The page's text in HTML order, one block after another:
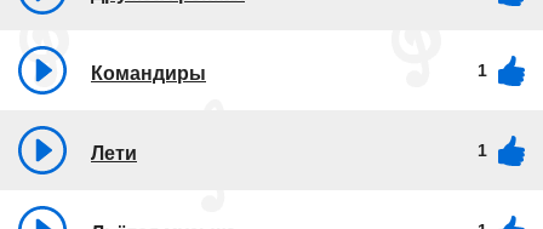
Командиры 1
Лети 1